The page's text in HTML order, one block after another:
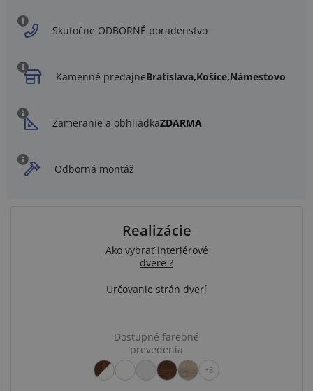
Skutočne ODBORNÉ poradenstvo
Kamenné predajneBratislava,Košice,Námestovo
Zameranie a obhliadkaZDARMA
Odborná montáž
Realizácie
Ako vybrať interiérové
dvere ?
Určovanie strán dverí
Dostupné farebné
prevedenia
+8